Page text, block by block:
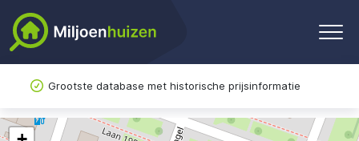
Grootste database met historische prijsinformatie